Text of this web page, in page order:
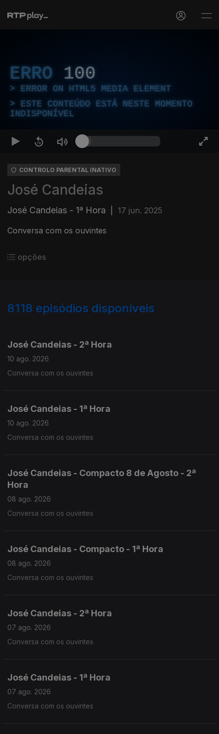
ERRO 100
ERROR ON HTML5 MEDIA ELEMENT
ESTE CONTEÚDO ESTÁ NESTE MOMENTO
INDISPONÍVEL
CONTROLO PARENTAL INATIVO
José Candeias
José Candeias - 1ª Hora 17 jun. 2025
Conversa com os ouvintes
opções
8118 episódios disponíveis
José Candeias - 2ª Hora
10 ago. 2026
Conversa com os ouvintes
José Candeias - 1ª Hora
10 ago. 2026
Conversa com os ouvintes
José Candeias - Compacto 8 de Agosto - 2ª
Hora
08 ago. 2026
Conversa com os ouvintes
José Candeias - Compacto - 1ª Hora
08 ago. 2026
Conversa com os ouvintes
José Candeias - 2ª Hora
07 ago. 2026
Conversa com os ouvintes
José Candeias - 1ª Hora
07 ago. 2026
Conversa com os ouvintes